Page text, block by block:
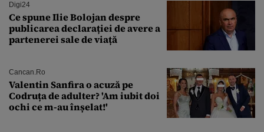
Digi24
Ce spune Ilie Bolojan despre
publicarea declarației de avere a
partenerei sale de viață
Cancan.ro
Valentin Sanfira o acuză pe
Codruța de adulter? 'Am iubit doi
ochi ce m-au înșelat!'